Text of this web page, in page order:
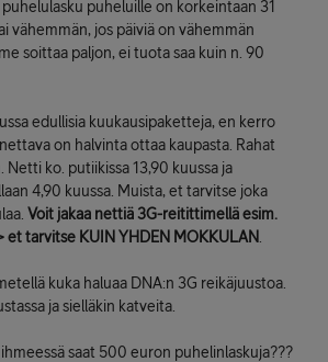
puheluille on korkeintaan 31
vähemmän, jos päiviä on vähemmän
soittaa paljon, ei tuota saa kuin n. 90
edullisia kuukausipaketteja, en kerro
on halvinta ottaa kaupasta. Rahat
Netti ko. putiikissa 13,90 kuussa ja
4,90 kuussa. Muista, et tarvitse joka
Voit jakaa nettiä 3G-reitittimellä esim.
et tarvitse KUIN YHDEN MOKKULAN
kuka haluaa DNA:n 3G reikäjuustoa.
ja sielläkin katveita.
saat 500 euron puhelinlaskuja???